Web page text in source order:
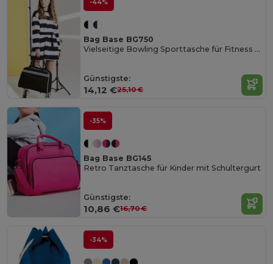
-44%
Bag Base BG750
Vielseitige Bowling Sporttasche für Fitness und Reisen
Günstigste:
14,12 €25,10 €
-35%
Bag Base BG145
Retro Tanztasche für Kinder mit Schultergurt
Günstigste:
10,86 €16,70 €
-34%